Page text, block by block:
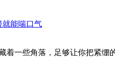
就能喘口气
一些角落，足够让你把紧绷